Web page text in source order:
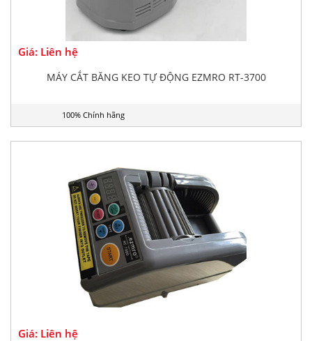
Giá: Liên hệ
MÁY CẮT BĂNG KEO TỰ ĐỘNG EZMRO RT-3700
100% Chính hãng
Giá: Liên hệ